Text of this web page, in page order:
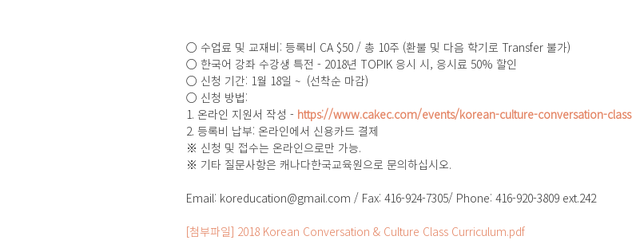
○ 수업료 및 교재비: 등록비 CA $50 / 총 10주 (환불 및 다음 학기로 Transfer 불가)
○ 한국어 강좌 수강생 특전 - 2018년 TOPIK 응시 시, 응시료 50% 할인
○ 신청 기간: 1월 18일 ~  (선착순 마감)
○ 신청 방법:
1. 온라인 지원서 작성 - https://www.cakec.com/events/korean-culture-conversation-class
2. 등록비 납부: 온라인에서 신용카드 결제
※ 신청 및 접수는 온라인으로만 가능.
※ 기타 질문사항은 캐나다한국교육원으로 문의하십시오.
Email: koreducation@gmail.com / Fax: 416-924-7305/ Phone: 416-920-3809 ext.242
[첨부파일] 2018 Korean Conversation & Culture Class Curriculum.pdf